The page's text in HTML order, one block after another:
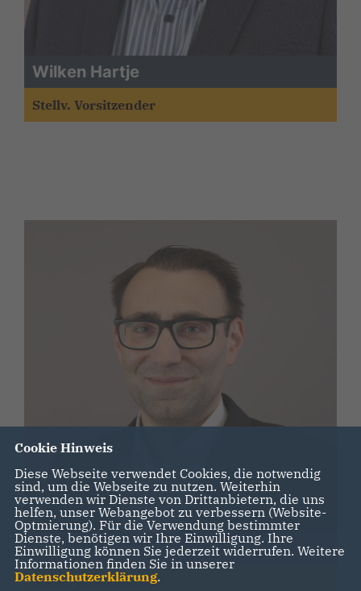
Wilken Hartje
Stellv. Vorsitzender
Gabriel Magnucki
Stellv. Vorsitzender
Cookie Hinweis
Diese Webseite verwendet Cookies, die notwendig
sind, um die Webseite zu nutzen. Weiterhin
verwenden wir Dienste von Drittanbietern, die uns
helfen, unser Webangebot zu verbessern (Website-
Optmierung). Für die Verwendung bestimmter
Dienste, benötigen wir Ihre Einwilligung. Ihre
Einwilligung können Sie jederzeit widerrufen. Weitere
Informationen finden Sie in unserer
Datenschutzerklärung.